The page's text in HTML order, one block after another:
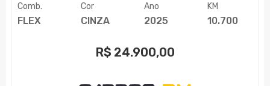
Comb.
FLEX
Cor
CINZA
Ano
2025
KM
10.700
R$ 24.900,00